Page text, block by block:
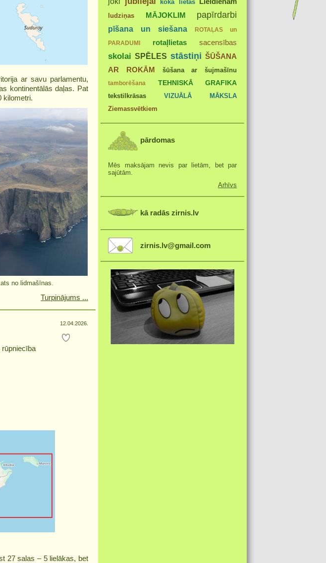
ar savu parlamentu,
kontinentālās daļas. Pat
kilometri.
no lidmašīnas.
Turpinājums ...
12.04.2026.
rūpniecība
27 salas – 5 lielākas, bet
koka lietas
ludziņas MĀJOKLIM papīrdarbi
pīšana un siešana
ROTAĻAS un
PARADUMI
rotaļlietas sacensības
skolai SPĒLES stāstiņi ŠŪŠANA
AR ROKĀM
šūšana ar šujmašīnu
tamborēšana
TEHNISKĀ GRAFIKA
tekstilkrāsas
VIZUĀLĀ MĀKSLA
Ziemassvētkiem
pārdomas
Mēs maksājam nevis par lietām, bet par
sajūtām.
Arhīvs
kā radās zirnis.lv
zirnis.lv@gmail.com